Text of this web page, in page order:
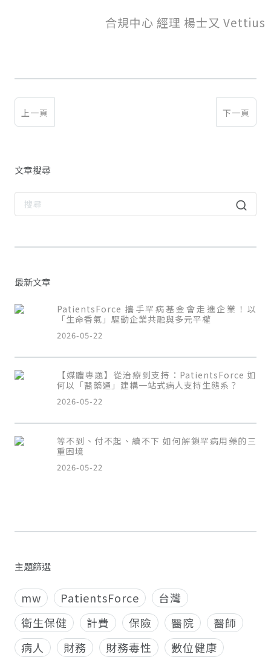
合規中心 經理 楊士又 Vettius
上一頁 下一頁
文章搜尋
最新文章
PatientsForce 攜手罕病基金會走進企業！以
「生命香氣」驅動企業共融與多元平權
2026-05-22
【媒體專題】從治療到支持：PatientsForce 如
何以「醫藥通」建構一站式病人支持生態系？
2026-05-22
等不到、付不起、續不下 如何解鎖罕病用藥的三
重困境
2026-05-22
主題篩選
mw PatientsForce
台灣
衛生保健
計費 保險 醫院
醫師
病人
財務 財務毒性
數位健康